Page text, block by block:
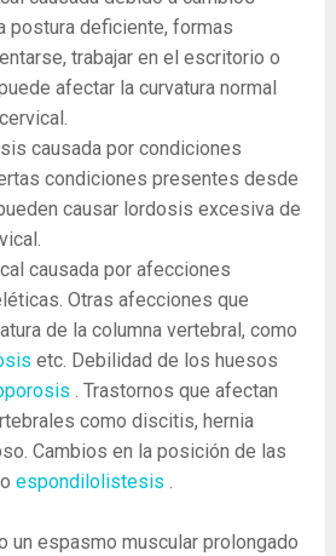
postura deficiente, formas
trabajar en el escritorio o
afectar la curvatura normal
causada por condiciones
condiciones presentes desde
causar lordosis excesiva de
causada por afecciones
Otras afecciones que
de la columna vertebral, como
etc. Debilidad de los huesos
. Trastornos que afectan
como discitis, hernia
Cambios en la posición de las
espondilolistesis .
un espasmo muscular prolongado